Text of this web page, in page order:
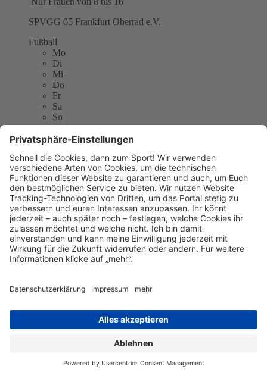
SPVGG 05 Frankfurt Oberrad e.V.
Fußball
Mo
Di
Mi
Do
Fr
Sa
So
SPVGG 05 Frankfurt Oberrad e.V.
Sachsenhäuser Landwehrweg
60599 Frankfurt am Main
E-Mail:info@oberrad05.de
Telefon: 0163-7649779
Website:http://www.oberrad05.de
Sitemap
Kontakt
Kontakt
© 2026 Mainova Sport